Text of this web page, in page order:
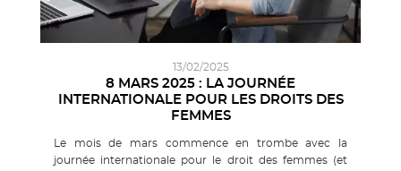
13/02/2025
8 MARS 2025 : LA JOURNÉE
INTERNATIONALE POUR LES DROITS DES
FEMMES
Le mois de mars commence en trombe avec la
journée internationale pour le droit des femmes (et